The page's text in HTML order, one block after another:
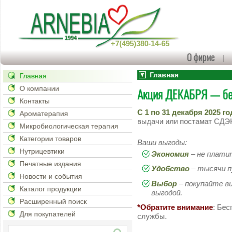
+7(495)380-14-65
О фирме
Главная
Акция ДЕКАБРЯ —
С 1 по 31 декабря 2025
выдачи или постамат
Ваши выгоды:
Экономия – не
Удобство – тысячи
Выбор – покупайте
выгодой.
*Обратите внимание:
службы.
Главная
О компании
Контакты
Ароматерапия
Микробиологическая терапия
Категории товаров
Нутрицевтики
Печатные издания
Новости и события
Каталог продукции
Расширенный поиск
Для покупателей